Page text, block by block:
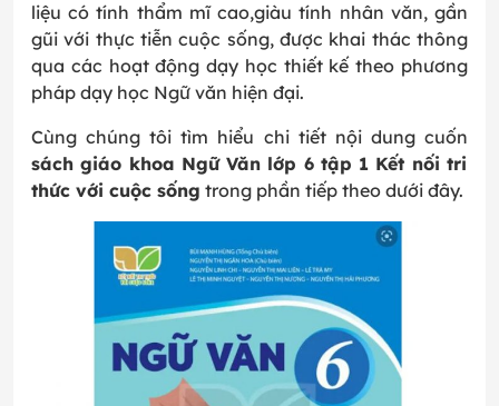
liệu có tính thẩm mĩ cao,giàu tính nhân văn, gần
gũi với thực tiễn cuộc sống, được khai thác thông
qua các hoạt động dạy học thiết kế theo phương
pháp dạy học Ngữ văn hiện đại.
Cùng chúng tôi tìm hiểu chi tiết nội dung cuốn
sách giáo khoa Ngữ Văn lớp 6 tập 1 Kết nối tri
thức với cuộc sống trong phần tiếp theo dưới đây.